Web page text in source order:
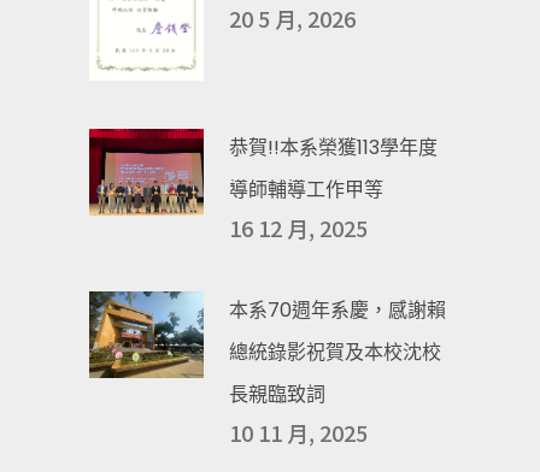
20 5 月, 2026
恭賀!!本系榮獲113學年度
導師輔導工作甲等
16 12 月, 2025
本系70週年系慶，感謝賴
總統錄影祝賀及本校沈校
長親臨致詞
10 11 月, 2025